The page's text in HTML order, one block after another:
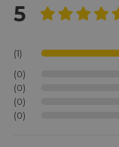
5
(1)
(0)
(0)
(0)
(0)